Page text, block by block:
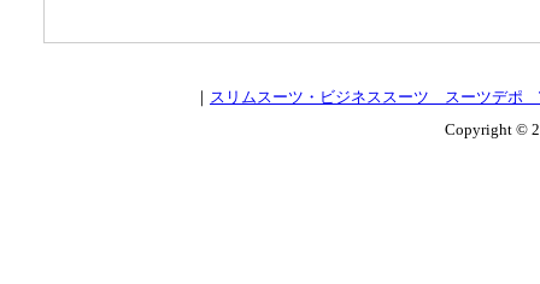
｜ スリムスーツ・ビジネススーツ スーツデポ
Copyright ©